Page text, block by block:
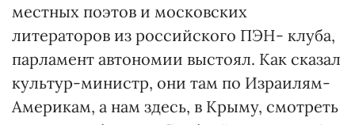
местных поэтов и московских
литераторов из российского ПЭН- клуба,
парламент автономии выстоял. Как сказал
культур-министр, они там по Израилям-
Америкам, а нам здесь, в Крыму, смотреть